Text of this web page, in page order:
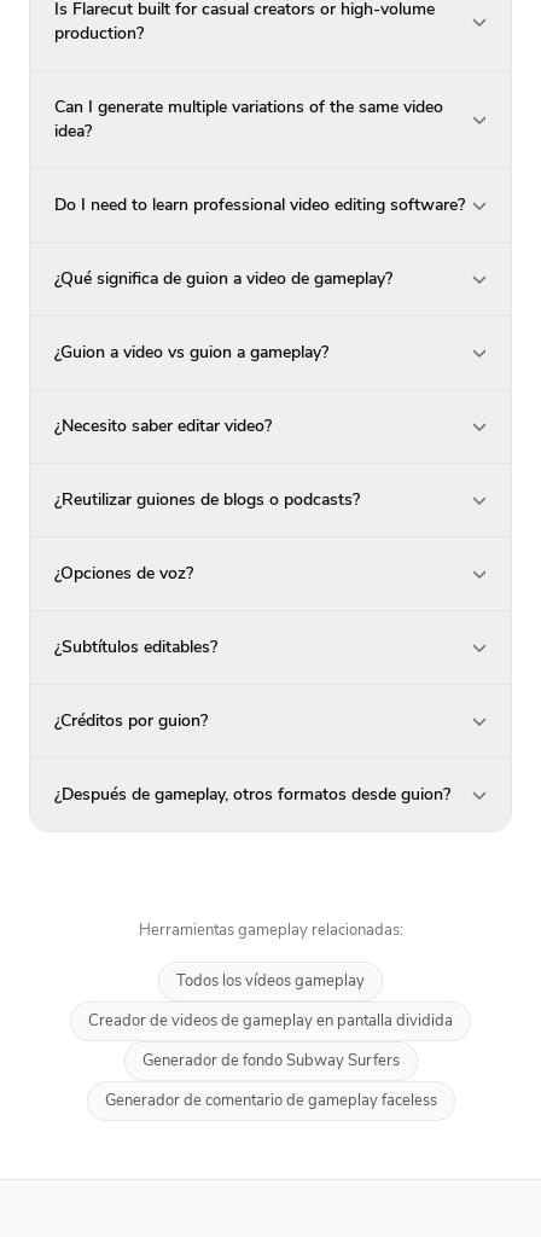
Is Flarecut built for casual creators or high-volume
production?
Can I generate multiple variations of the same video
idea?
Do I need to learn professional video editing software?
¿Qué significa de guion a video de gameplay?
¿Guion a video vs guion a gameplay?
¿Necesito saber editar video?
¿Reutilizar guiones de blogs o podcasts?
¿Opciones de voz?
¿Subtítulos editables?
¿Créditos por guion?
¿Después de gameplay, otros formatos desde guion?
Herramientas gameplay relacionadas:
Todos los vídeos gameplay
Creador de videos de gameplay en pantalla dividida
Generador de fondo Subway Surfers
Generador de comentario de gameplay faceless